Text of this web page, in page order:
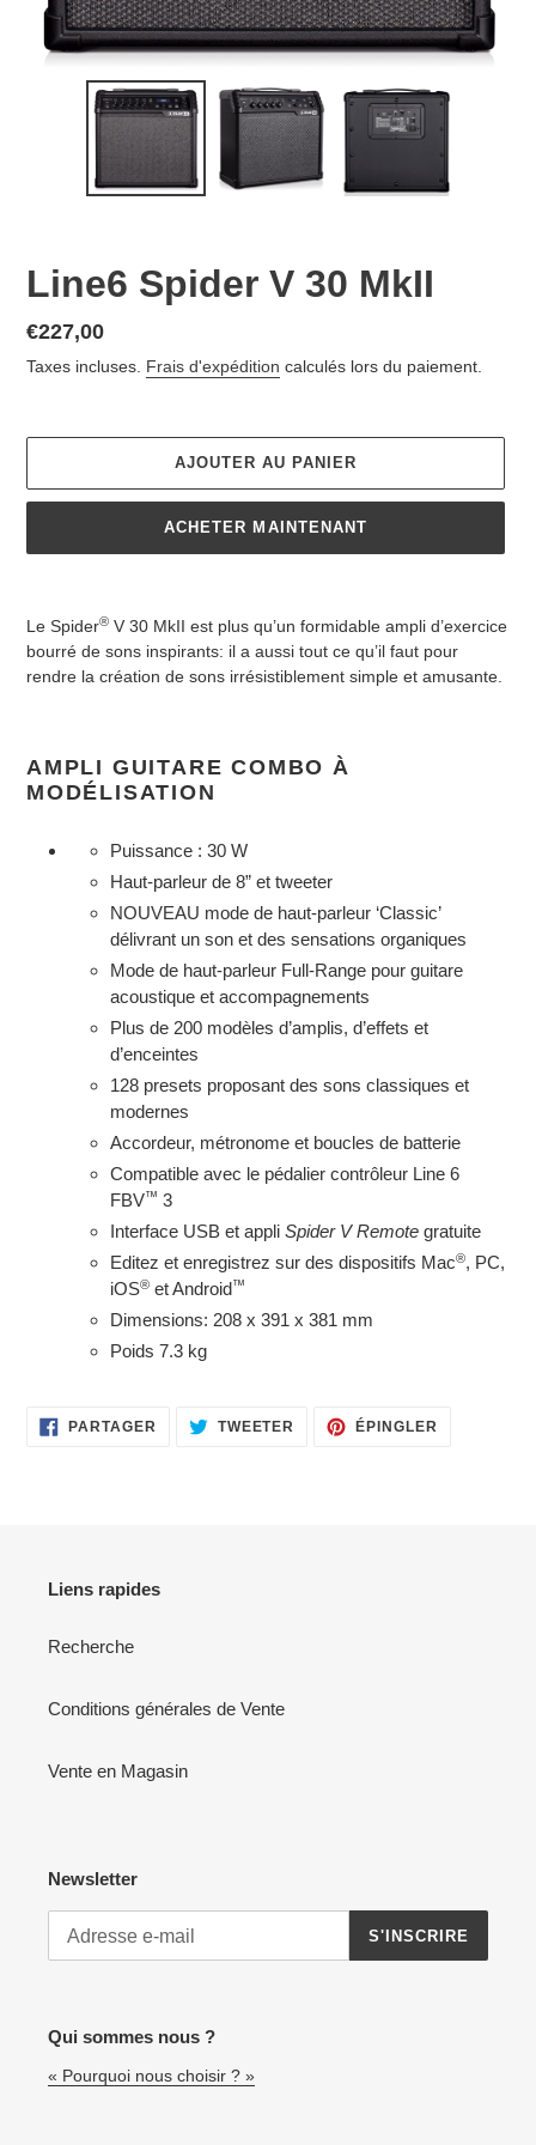
Line6 Spider V 30 MkII
Prix
normal
€227,00
Taxes incluses. Frais d'expédition calculés lors du paiement.
AJOUTER AU PANIER
ACHETER MAINTENANT
produit
Le Spider® V 30 MkII est plus qu’un formidable ampli d’exercice
bourré de sons inspirants: il a aussi tout ce qu’il faut pour
rendre la création de sons irrésistiblement simple et amusante.
AMPLI GUITARE COMBO À
MODÉLISATION
Puissance : 30 W
Haut-parleur de 8” et tweeter
NOUVEAU mode de haut-parleur ‘Classic’
délivrant un son et des sensations organiques
Mode de haut-parleur Full-Range pour guitare
acoustique et accompagnements
Plus de 200 modèles d’amplis, d’effets et
d’enceintes
128 presets proposant des sons classiques et
modernes
Accordeur, métronome et boucles de batterie
Compatible avec le pédalier contrôleur Line 6
FBV™ 3
Interface USB et appli Spider V Remote gratuite
Editez et enregistrez sur des dispositifs Mac®, PC,
iOS® et Android ™
Dimensions: 208 x 391 x 381 mm
Poids 7.3 kg
PARTAGER PARTAGER
SUR
TWEETER TWEETER
SUR
ÉPINGLER
Liens rapides
Recherche
Conditions générales de Vente
Vente en Magasin
Newsletter
S'INSCRIRE
Qui sommes nous ?
« Pourquoi nous choisir ? »